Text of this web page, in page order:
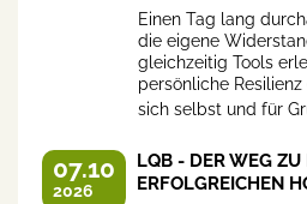
Einen Tag lang
die eigene
gleichzeitig Tools
persönliche
sich selbst und für
07.10
2026
LQB - DER WEG ZU
ERFOLGREICHEN